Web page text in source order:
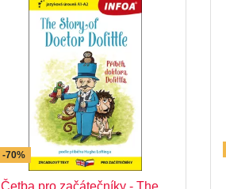
-70%
Četba pro začátečníky - The